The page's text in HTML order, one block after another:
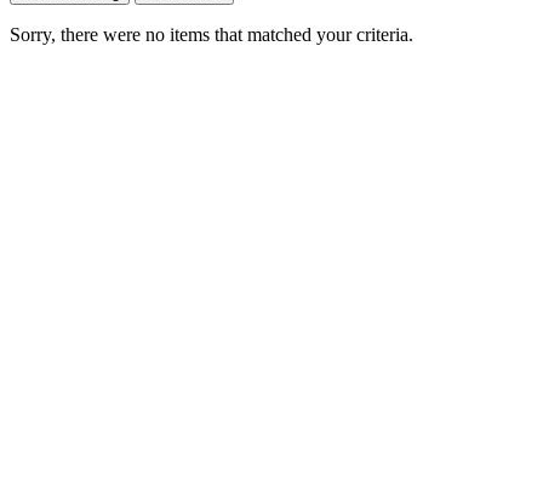
Sorry, there were no items that matched your criteria.